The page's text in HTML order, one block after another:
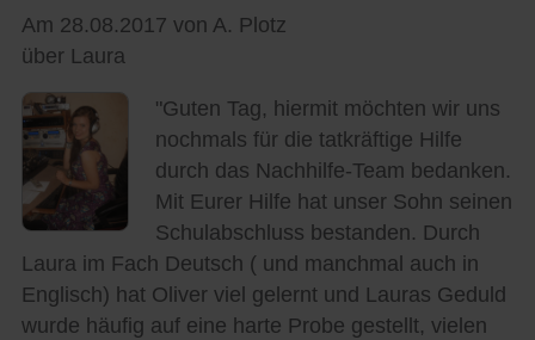
Am 28.08.2017 von A. Plotz
über Laura
"Guten Tag, hiermit möchten wir uns
nochmals für die tatkräftige Hilfe
durch das Nachhilfe-Team bedanken.
Mit Eurer Hilfe hat unser Sohn seinen
Schulabschluss bestanden. Durch
Laura im Fach Deutsch ( und manchmal auch in
Englisch) hat Oliver viel gelernt und Lauras Geduld
wurde häufig auf eine harte Probe gestellt, vielen